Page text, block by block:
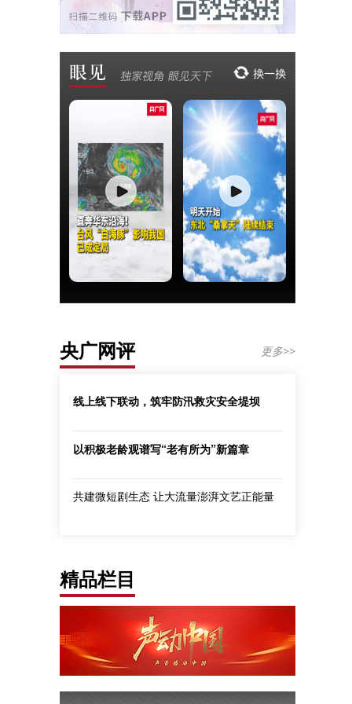
央广网评 更多>>
线上线下联动，筑牢防汛救灾安全堤坝
以积极老龄观谱写“老有所为”新篇章
共建微短剧生态 让大流量澎湃文艺正能量
精品栏目